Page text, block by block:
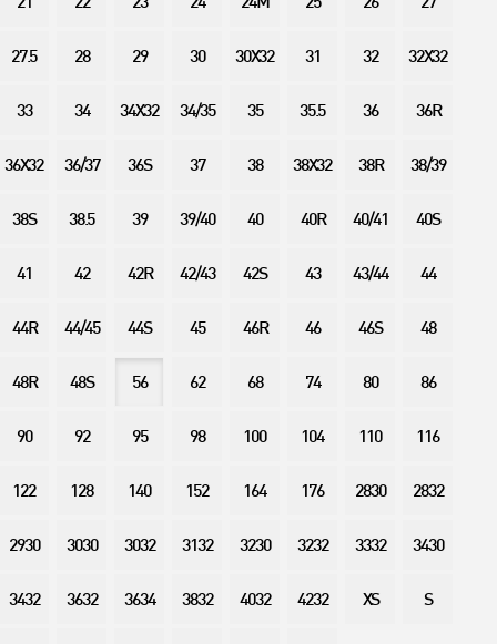
21 22 23 24 24M 25 26 27
27.5 28 29 30 30X32 31 32 32X32
33 34 34X32 34/35 35 35.5 36 36R
36X32 36/37 36S 37 38 38X32 38R 38/39
38S 38.5 39 39/40 40 40R 40/41 40S
41 42 42R 42/43 42S 43 43/44 44
44R 44/45 44S 45 46R 46 46S 48
48R 48S 56 62 68 74 80 86
90 92 95 98 100 104 110 116
122 128 140 152 164 176 2830 2832
2930 3030 3032 3132 3230 3232 3332 3430
3432 3632 3634 3832 4032 4232 XS S